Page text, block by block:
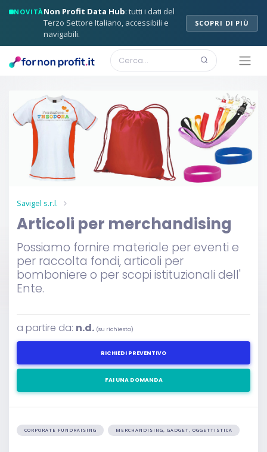
NOVITÀNon Profit Data Hub: tutti i dati del
Terzo Settore Italiano, accessibili e
navigabili.
SCOPRI DI PIÙ
Savigel s.r.l.
Articoli per merchandising
Possiamo fornire materiale per eventi e
per raccolta fondi, articoli per
bomboniere o per scopi istituzionali dell'
Ente.
a partire da: n.d. (su richiesta)
RICHIEDI PREVENTIVO
FAI UNA DOMANDA
CORPORATE FUNDRAISING MERCHANDISING, GADGET, OGGETTISTICA